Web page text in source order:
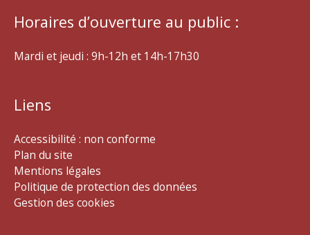
Horaires d’ouverture au public :
Mardi et jeudi : 9h-12h et 14h-17h30
Liens
Accessibilité : non conforme
Plan du site
Mentions légales
Politique de protection des données
Gestion des cookies